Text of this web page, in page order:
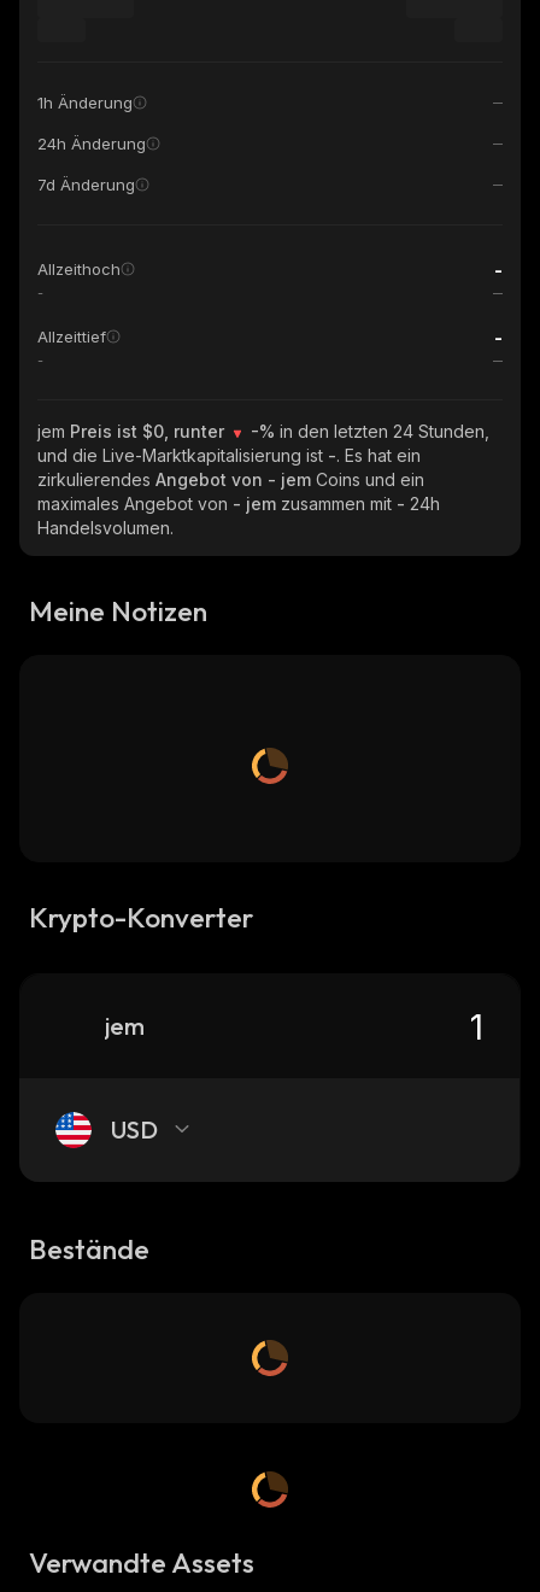
1h Änderung
24h Änderung
7d Änderung
Allzeithoch -
-
Allzeittief -
-
jem Preis ist $0, runter -% in den letzten 24 Stunden,
und die Live-Marktkapitalisierung ist -. Es hat ein
zirkulierendes Angebot von - jem Coins und ein
maximales Angebot von - jem zusammen mit - 24h
Handelsvolumen.
Meine Notizen
Krypto-Konverter
jem
USD
Bestände
Verwandte Assets